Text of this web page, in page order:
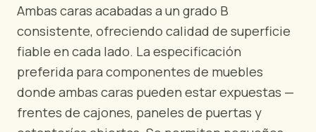
Paneles de Teca
Unión Europea
🇨🇦Canadá
Ambas caras acabadas a un grado B
consistente, ofreciendo calidad de superficie
fiable en cada lado. La especificación
preferida para componentes de muebles
donde ambas caras pueden estar expuestas —
frentes de cajones, paneles de puertas y